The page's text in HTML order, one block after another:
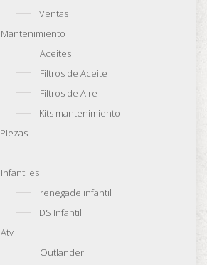
Ventas
Mantenimiento
Aceites
Filtros de Aceite
Filtros de Aire
Kits mantenimiento
Piezas
Infantiles
renegade infantil
DS Infantil
Atv
Outlander